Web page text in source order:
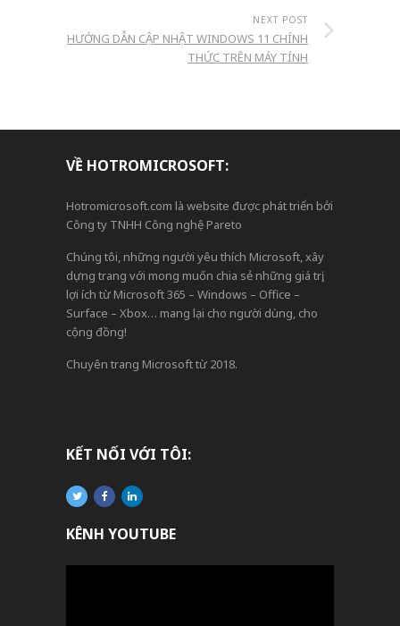
NEXT POST
HƯỚNG DẪN CẬP NHẬT WINDOWS 11 CHÍNH
THỨC TRÊN MÁY TÍNH
VỀ HOTROMICROSOFT:
Hotromicrosoft.com là website được phát triển bởi
Công ty TNHH Công nghệ Pareto
Chúng tôi, những người yêu thích Microsoft, xây
dựng trang với mong muốn chia sẻ những giá trị,
lợi ích từ Microsoft 365 – Windows – Office –
Surface – Xbox… mang lại cho người dùng, cho
cộng đồng!
Chuyên trang Microsoft từ 2018.
KẾT NỐI VỚI TÔI:
KÊNH YOUTUBE